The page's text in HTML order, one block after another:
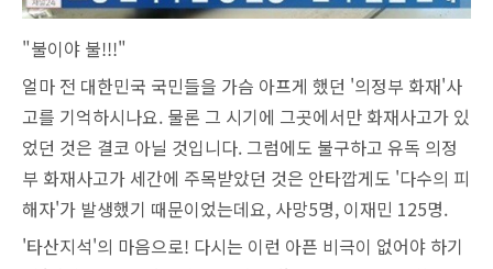
"불이야 불!!!"
얼마 전 대한민국 국민들을 가슴 아프게 했던 '의정부 화재'사
고를 기억하시나요. 물론 그 시기에 그곳에서만 화재사고가 있
었던 것은 결코 아닐 것입니다. 그럼에도 불구하고 유독 의정
부 화재사고가 세간에 주목받았던 것은 안타깝게도 '다수의 피
해자'가 발생했기 때문이었는데요, 사망5명, 이재민 125명.
'타산지석'의 마음으로! 다시는 이런 아픈 비극이 없어야 하기